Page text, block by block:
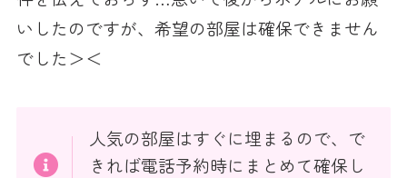
いしたのですが、希望の部屋は確保できません
でした＞＜
人気の部屋はすぐに埋まるので、で
きれば電話予約時にまとめて確保し